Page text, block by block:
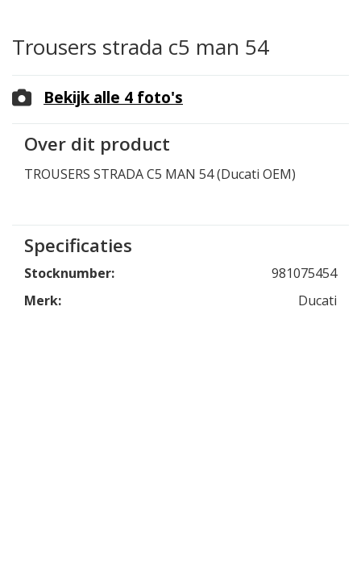
Trousers strada c5 man 54
Over dit product
TROUSERS STRADA C5 MAN 54 (Ducati OEM)
Bekijk alle 4 foto's
Specificaties
Stocknumber:
981075454
Merk:
Ducati